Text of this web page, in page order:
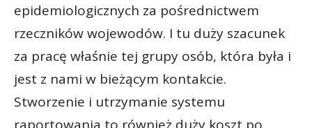
epidemiologicznych za pośrednictwem
rzeczników wojewodów. I tu duży szacunek
za pracę właśnie tej grupy osób, która była i
jest z nami w bieżącym kontakcie.
Stworzenie i utrzymanie systemu